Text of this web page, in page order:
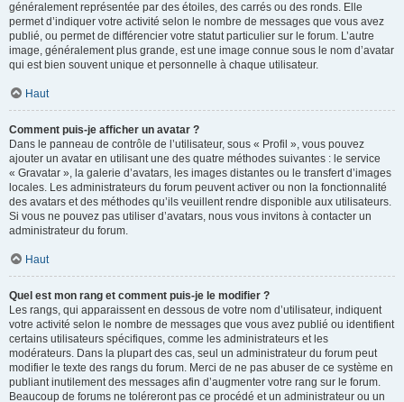
généralement représentée par des étoiles, des carrés ou des ronds. Elle
permet d’indiquer votre activité selon le nombre de messages que vous avez
publié, ou permet de différencier votre statut particulier sur le forum. L’autre
image, généralement plus grande, est une image connue sous le nom d’avatar
qui est bien souvent unique et personnelle à chaque utilisateur.
Haut
Comment puis-je afficher un avatar ?
Dans le panneau de contrôle de l’utilisateur, sous « Profil », vous pouvez
ajouter un avatar en utilisant une des quatre méthodes suivantes : le service
« Gravatar », la galerie d’avatars, les images distantes ou le transfert d’images
locales. Les administrateurs du forum peuvent activer ou non la fonctionnalité
des avatars et des méthodes qu’ils veuillent rendre disponible aux utilisateurs.
Si vous ne pouvez pas utiliser d’avatars, nous vous invitons à contacter un
administrateur du forum.
Haut
Quel est mon rang et comment puis-je le modifier ?
Les rangs, qui apparaissent en dessous de votre nom d’utilisateur, indiquent
votre activité selon le nombre de messages que vous avez publié ou identifient
certains utilisateurs spécifiques, comme les administrateurs et les
modérateurs. Dans la plupart des cas, seul un administrateur du forum peut
modifier le texte des rangs du forum. Merci de ne pas abuser de ce système en
publiant inutilement des messages afin d’augmenter votre rang sur le forum.
Beaucoup de forums ne toléreront pas ce procédé et un administrateur ou un